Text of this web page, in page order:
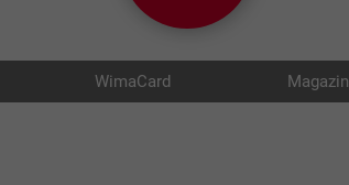
WimaCard Magazin